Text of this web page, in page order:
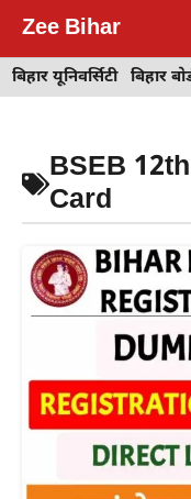
content
Zee Bihar
बिहार यूनिवर्सिटी बिहार
BSEB
Card